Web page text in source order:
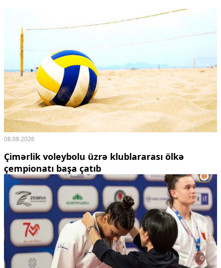
Crossmedia.az - 1 yaş
Siyasət
Məhkəmə və hüquq
Ekologiya
Zəfər - 5
Gənclər və İdman
Media və QHT
Hadisə
Sağlamlıq
Sosium
Mənəvi dəyərlər
Texnologiya
Mətbuat-150
Əlaqə
Missiyamız
08.08.2026
Çimərlik voleybolu üzrə klublararası ölkə
çempionatı başa çatıb